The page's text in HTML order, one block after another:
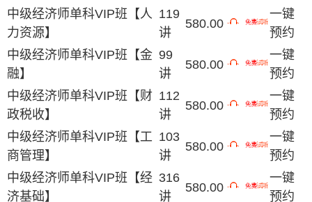
中级经济师单科VIP班【人
力资源】
119
讲
580.00
一键
预约
中级经济师单科VIP班【金
融】
99
讲
580.00
一键
预约
中级经济师单科VIP班【财
政税收】
112
讲
580.00
一键
预约
中级经济师单科VIP班【工
商管理】
103
讲
580.00
一键
预约
中级经济师单科VIP班【经
济基础】
316
讲
580.00
一键
预约